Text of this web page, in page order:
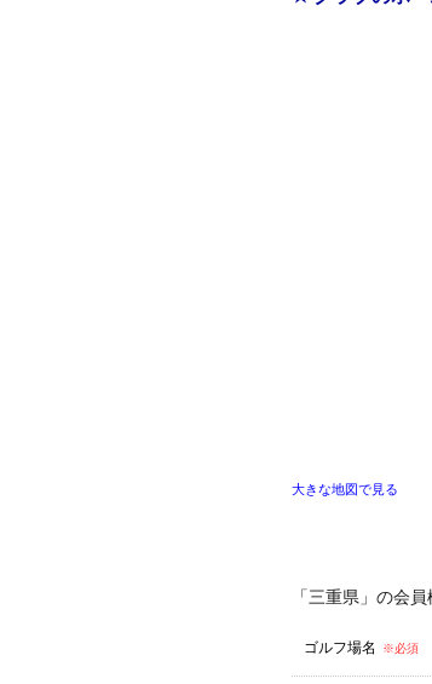
大きな地図で見る
「三重県」の会
ゴルフ場名 ※必須